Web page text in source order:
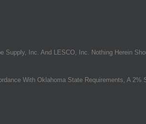
Inc. And LESCO, Inc. Nothing Herein
With Oklahoma State Requirements, A 2%